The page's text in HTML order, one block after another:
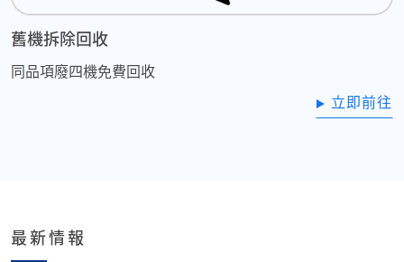
舊機拆除回收
同品項廢四機免費回收
立即前往
最新情報